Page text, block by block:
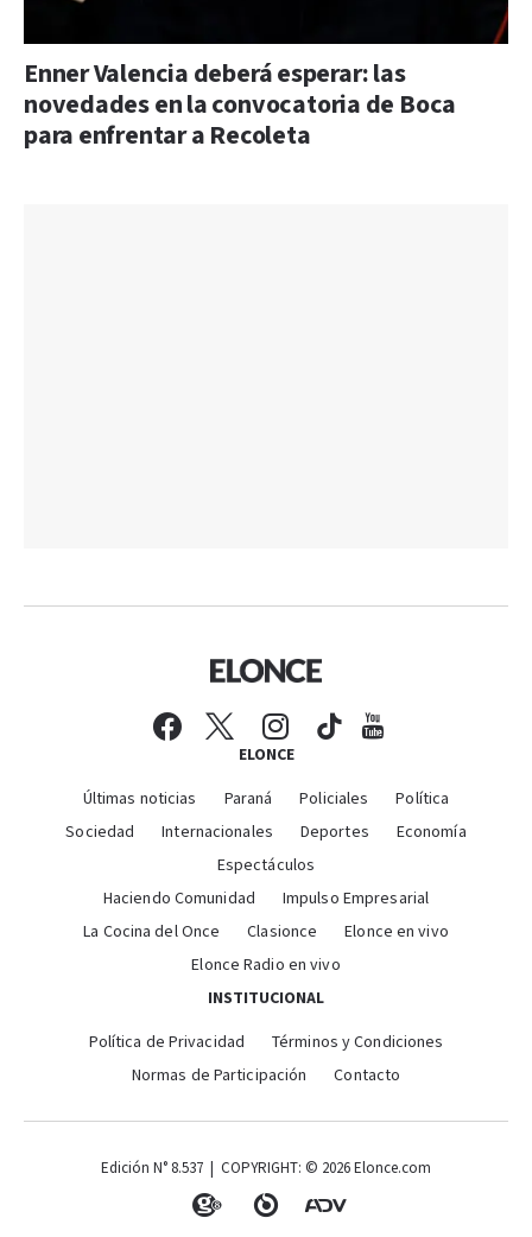
Enner Valencia deberá esperar: las
novedades en la convocatoria de Boca
para enfrentar a Recoleta
ELONCE
Últimas noticias Paraná Policiales
Política
Sociedad
Internacionales Deportes
Economía
Espectáculos
Haciendo Comunidad
Impulso Empresarial
La Cocina del Once
Clasionce
Elonce en vivo
Elonce Radio en vivo
INSTITUCIONAL
Política de Privacidad
Términos y Condiciones
Normas de Participación
Contacto
Edición N° 8.537 | COPYRIGHT: © 2026 Elonce.com